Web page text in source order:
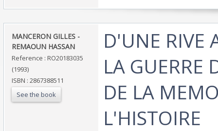
‎MANCERON GILLES -
REMAOUN HASSAN‎
Reference : RO20183035
(1993)
ISBN : 2867388511
See the book
‎D'UNE RIVE
LA GUERRE
DE LA
L'HISTOIRE‎